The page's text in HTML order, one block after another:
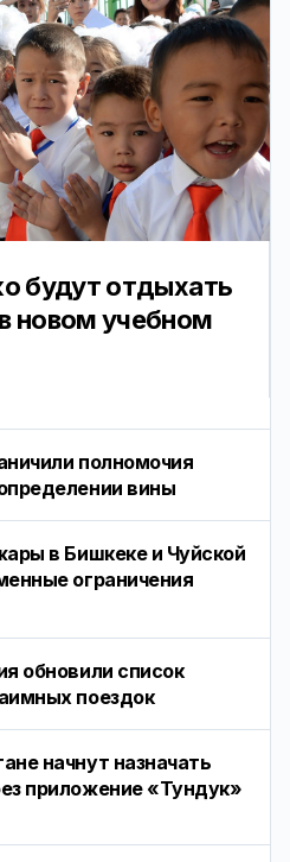
будут отдыхать
новом учебном
полномочия
вины
в Бишкеке и Чуйской
ограничения
обновили список
поездок
начнут назначать
приложение «Тундук»